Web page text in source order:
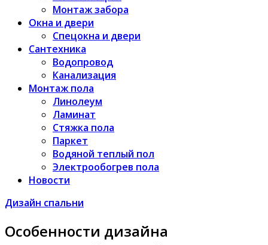
Монтаж забора
Окна и двери
Спецокна и двери
Сантехника
Водопровод
Канализация
Монтаж пола
Линолеум
Ламинат
Стяжка пола
Паркет
Водяной теплый пол
Электрообогрев пола
Новости
Дизайн спальни
Особенности дизайна